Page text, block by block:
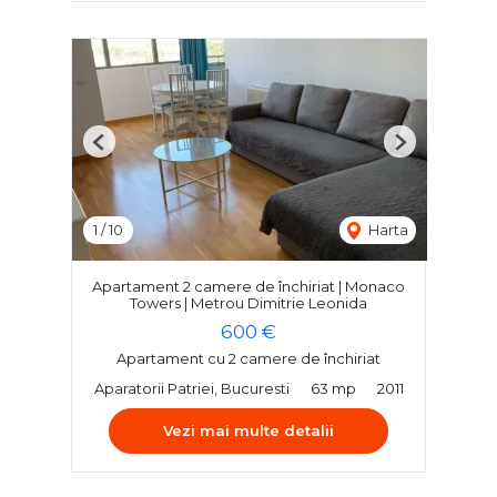
1 /10 Harta
Previous Next
Apartament 2 camere de închiriat | Monaco
Towers | Metrou Dimitrie Leonida
600 €
Apartament cu 2 camere de închiriat
Aparatorii Patriei, Bucuresti
63 mp 2011
Vezi mai multe detalii